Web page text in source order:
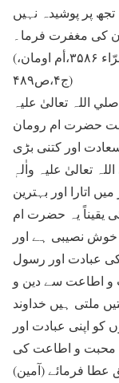
پر پوشیدہ نہیں
کی مغفرت فرما۔
(الاستیعاب ،کتاب کنی النساء،باب الرّاء ۳۵۸۶،أم اومان،
ج۴،ص۴۸۹)
اللہ تعالیٰ علیہ
حضرت ام رومان
اور کتنی بڑی
تعالیٰ علیہ واٰلہٖ
اتارا اور بہترین
یقیناً یہ حضرت ام
نصیبی ہے اور
عبادت اور رسول
و اطاعت سے دین و
ملتی ہیں خداوند
اپنی عبادت اور
محبت و اطاعت کی
عطا فرمائے (آمین)